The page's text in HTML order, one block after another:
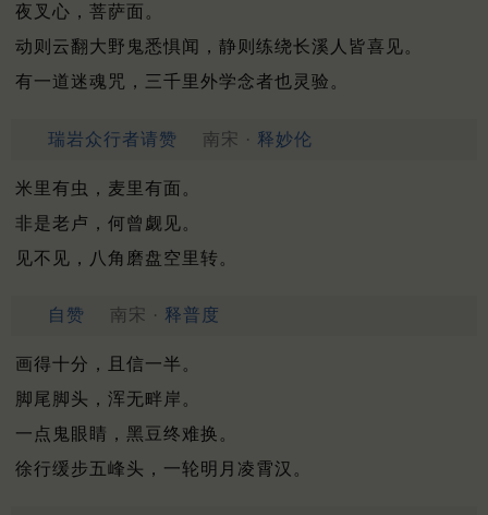
夜叉心，菩萨面。
动则云翻大野鬼悉惧闻，静则练绕长溪人皆喜见。
有一道迷魂咒，三千里外学念者也灵验。
瑞岩众行者请赞 南宋 · 释妙伦
米里有虫，麦里有面。
非是老卢，何曾觑见。
见不见，八角磨盘空里转。
自赞 南宋 · 释普度
画得十分，且信一半。
脚尾脚头，浑无畔岸。
一点鬼眼睛，黑豆终难换。
徐行缓步五峰头，一轮明月凌霄汉。